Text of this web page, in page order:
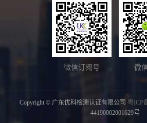
微信订阅号 微
Copyright © 广东优科检测认证有限公司 粤ICP
44190002001629号